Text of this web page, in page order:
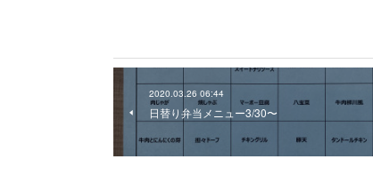
2020.03.26 06:44
日替り弁当メニュー3/30〜